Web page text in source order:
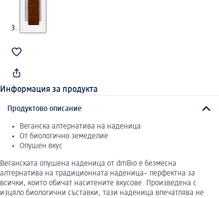
Информация за продукта
Продуктово описание
Веганска алтернатива на наденица
От биологично земеделие
Опушен вкус
Веганската опушена наденица от dmBio е безмесна
алтернатива на традиционната наденица– перфектна за
всички, които обичат наситените вкусове. Произведена с
изцяло биологични съставки, тази наденица впечатлява не